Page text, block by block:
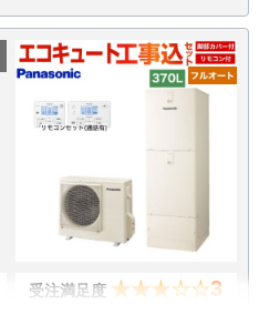
受注満足度 ★★★☆☆3